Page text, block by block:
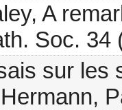
A
Soc. 34
sur les